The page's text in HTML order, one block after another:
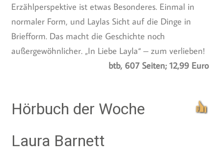
Erzählperspektive ist etwas Besonderes. Einmal in
normaler Form, und Laylas Sicht auf die Dinge in
Briefform. Das macht die Geschichte noch
außergewöhnlicher. „In Liebe Layla“ – zum verlieben!
btb, 607 Seiten; 12,99 Euro
Hörbuch der Woche
Laura Barnett